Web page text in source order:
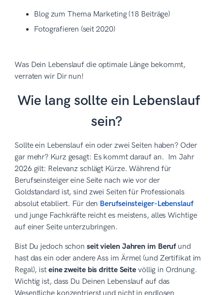
Blog zum Thema Marketing (18 Beiträge)
Fotografieren (seit 2020)
Was Dein Lebenslauf die optimale Länge bekommt,
verraten wir Dir nun!
Wie lang sollte ein Lebenslauf
sein?
Sollte ein Lebenslauf ein oder zwei Seiten haben? Oder
gar mehr? Kurz gesagt: Es kommt darauf an. Im Jahr
2026 gilt: Relevanz schlägt Kürze. Während für
Berufseinsteiger eine Seite nach wie vor der
Goldstandard ist, sind zwei Seiten für Professionals
absolut etabliert. Für den Berufseinsteiger-Lebenslauf
und junge Fachkräfte reicht es meistens, alles Wichtige
auf einer Seite unterzubringen.
Bist Du jedoch schon seit vielen Jahren im Berufund
hast das ein oder andere Ass im Ärmel (und Zertifikat im
Regal), ist eine zweite bis dritte Seite völlig in Ordnung.
Wichtig ist, dass Du Deinen Lebenslauf auf das